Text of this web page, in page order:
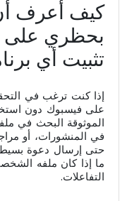
كيف أعرف
بحظري على
تثبيت أي
إذا كنت ترغب في
على فيسبوك دون
الموثوقة البحث في
في المنشورات، أو
حتى إرسال دعوة
ما إذا كان ملفه
التفاعلات.